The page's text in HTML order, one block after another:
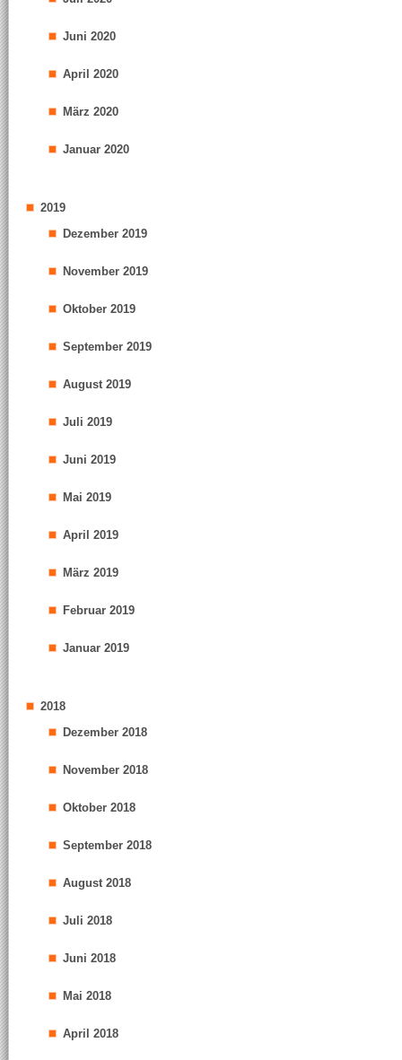
Juni 2020
April 2020
März 2020
Januar 2020
2019
Dezember 2019
November 2019
Oktober 2019
September 2019
August 2019
Juli 2019
Juni 2019
Mai 2019
April 2019
März 2019
Februar 2019
Januar 2019
2018
Dezember 2018
November 2018
Oktober 2018
September 2018
August 2018
Juli 2018
Juni 2018
Mai 2018
April 2018